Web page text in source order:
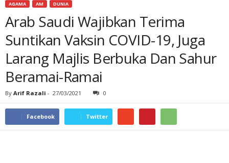
AGAMA AM DUNIA
Arab Saudi Wajibkan Terima
Suntikan Vaksin COVID-19, Juga
Larang Majlis Berbuka Dan Sahur
Beramai-Ramai
By Arif Razali - 27/03/2021 0
Facebook Twitter